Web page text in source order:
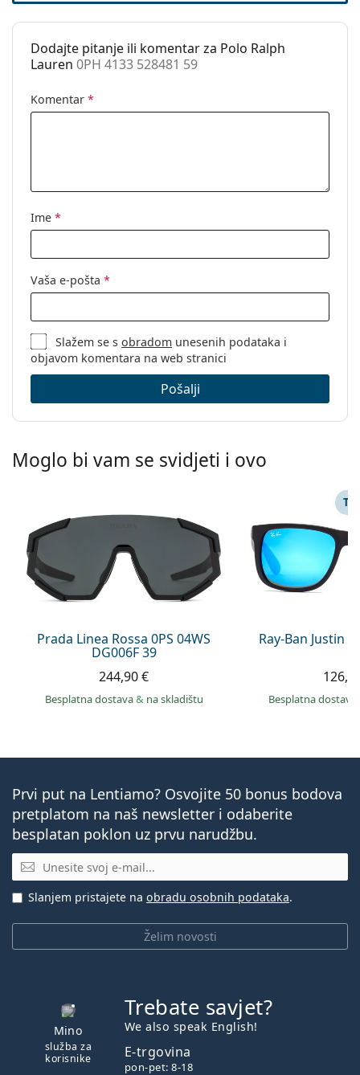
Dodajte pitanje ili komentar za Polo Ralph
Lauren 0PH 4133 528481 59
Komentar *
Ime *
Vaša e-pošta *
Slažem se sobradom unesenih podataka i
objavom komentara na web stranici
Pošalji
Moglo bi vam se svidjeti i ovo
Prada Linea Rossa 0PS 04WS
DG006F 39
244,90 €
Besplatna dostava& na skladištu
Ray-Ban Justin
Besplatna dostava
Prvi put na Lentiamo? Osvojite 50 bonus bodova
pretplatom na naš newsletter i odaberite
besplatan poklon uz prvu narudžbu.
E-mail
Želim novosti
Slanjem pristajete na obradu osobnih podataka.
Mino
služba za
korisnike
Trebate savjet?
We also speak English!
E-trgovina
pon-pet: 8-18